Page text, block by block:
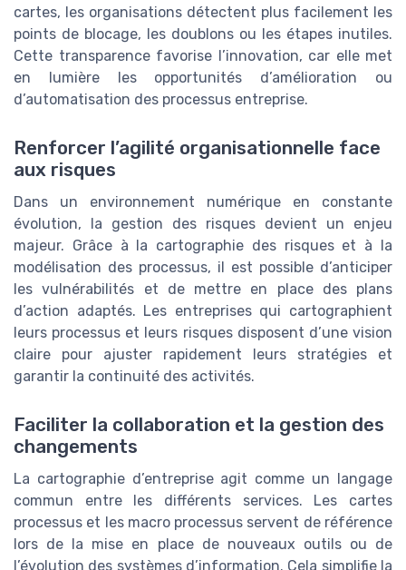
cartes, les organisations détectent plus facilement les
points de blocage, les doublons ou les étapes inutiles.
Cette transparence favorise l’innovation, car elle met
en lumière les opportunités d’amélioration ou
d’automatisation des processus entreprise.
Renforcer l’agilité organisationnelle face
aux risques
Dans un environnement numérique en constante
évolution, la gestion des risques devient un enjeu
majeur. Grâce à la cartographie des risques et à la
modélisation des processus, il est possible d’anticiper
les vulnérabilités et de mettre en place des plans
d’action adaptés. Les entreprises qui cartographient
leurs processus et leurs risques disposent d’une vision
claire pour ajuster rapidement leurs stratégies et
garantir la continuité des activités.
Faciliter la collaboration et la gestion des
changements
La cartographie d’entreprise agit comme un langage
commun entre les différents services. Les cartes
processus et les macro processus servent de référence
lors de la mise en place de nouveaux outils ou de
l’évolution des systèmes d’information. Cela simplifie la